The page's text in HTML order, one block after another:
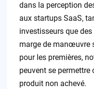
dans la perception
aux startups SaaS,
investisseurs que
marge de manœuvre
pour les premières,
peuvent se permettre
produit non achevé.